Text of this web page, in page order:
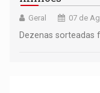
Geral 07 de
Dezenas sorteadas